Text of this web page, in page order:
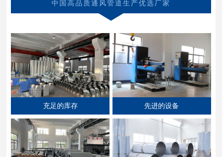
中国高品质通风管道生产优选厂家
充足的库存 先进的设备